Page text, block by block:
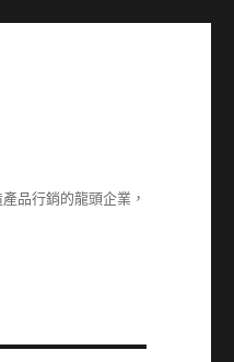
品行銷的龍頭企業，